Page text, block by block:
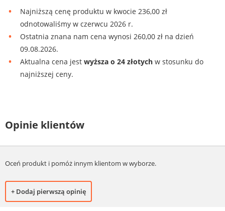
Najniższą cenę produktu w kwocie 236,00 zł
odnotowaliśmy w czerwcu 2026 r.
Ostatnia znana nam cena wynosi 260,00 zł na dzień
09.08.2026.
Aktualna cena jest wyższa o 24 złotych w stosunku do
najniższej ceny.
Opinie klientów
Oceń produkt i pomóż innym klientom w wyborze.
+ Dodaj pierwszą opinię